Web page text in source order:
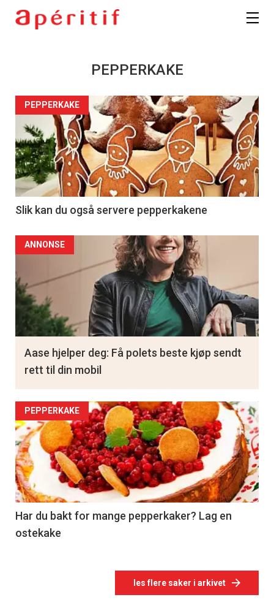
PEPPERKAKE
PEPPERKAKE
Slik kan du også servere pepperkakene
PEPPERKAKE
Har du bakt for mange pepperkaker? Lag en
ostekake
les flere saker i arkivet
ANNONSE
Aase hjelper deg: Få polets beste kjøp sendt
rett til din mobil